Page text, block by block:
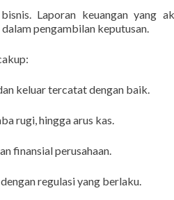
Laporan keuangan yang
pengambilan keputusan.
keluar tercatat dengan baik.
rugi, hingga arus kas.
finansial perusahaan.
regulasi yang berlaku.